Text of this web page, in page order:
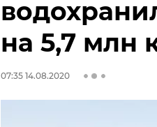
на 5,7 млн
07:35 14.08.2020